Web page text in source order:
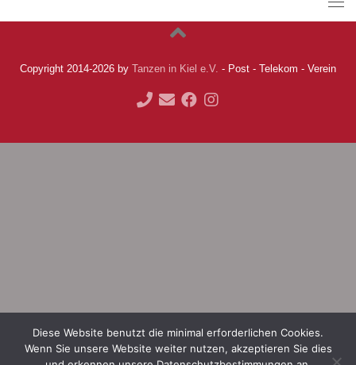
Copyright 2014-2026 by Tanzen in Kiel e.V. - Post - Telekom - Verein
Diese Website benutzt die minimal erforderlichen Cookies.
Wenn Sie unsere Website weiter nutzen, akzeptieren Sie dies